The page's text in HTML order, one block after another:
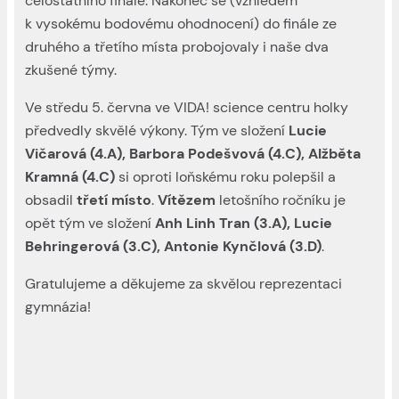
k vysokému bodovému ohodnocení) do finále ze
druhého a třetího místa probojovaly i naše dva
zkušené týmy.
Ve středu 5. června ve VIDA! science centru holky
předvedly skvělé výkony. Tým ve složení Lucie
Vičarová (4.A), Barbora Podešvová (4.C), Alžběta
Kramná (4.C) si oproti loňskému roku polepšil a
obsadiltřetí místo.Vítězem letošního ročníku je
opět tým ve složeníAnh Linh Tran (3.A), Lucie
Behringerová (3.C), Antonie Kynčlová (3.D).
Gratulujeme a děkujeme za skvělou reprezentaci
gymnázia!